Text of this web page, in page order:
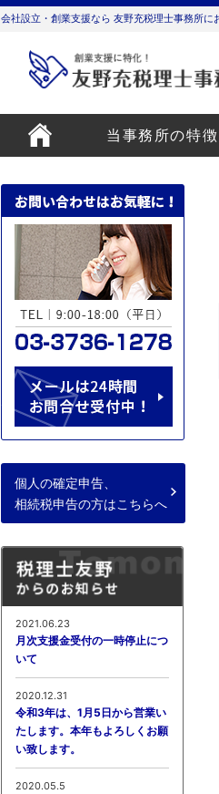
会社設立・創業支援なら 友野充税理士事務所に
当事務所の特徴
個人の確定申告、
相続税申告の方はこちらへ
2021.06.23
月次支援金受付の一時停止につ
いて
2020.12.31
令和3年は、1月5日から営業い
たします。本年もよろしくお願
い致します。
2020.05.5